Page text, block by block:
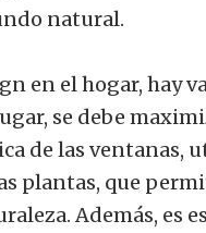
natural.
en el hogar, hay
se debe
de las ventanas,
plantas, que
Además, es